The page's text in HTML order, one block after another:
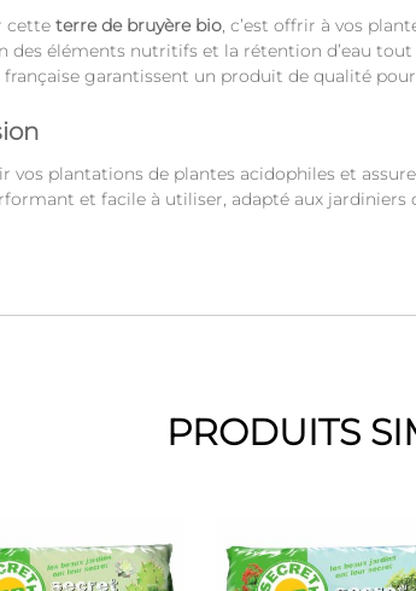
cette terre de bruyère bio, c’est offrir à vos
des éléments nutritifs et la rétention d’eau
garantissent un produit de qualité
vos plantations de plantes acidophiles et
et facile à utiliser, adapté aux
PRODUITS